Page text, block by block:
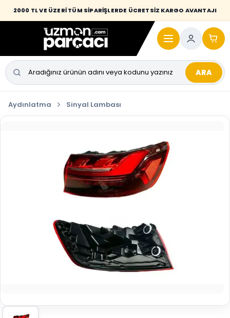
2000 TL VE ÜZERİ TÜM SİPARİŞLERDE ÜCRETSİZ KARGO AVANTAJI
Desi / hacim sınırını aşan kaporta parçalarında taşıma bedeli alıcıya
yansıtılmaktadır.
ARA
Aydınlatma Sinyal Lambası